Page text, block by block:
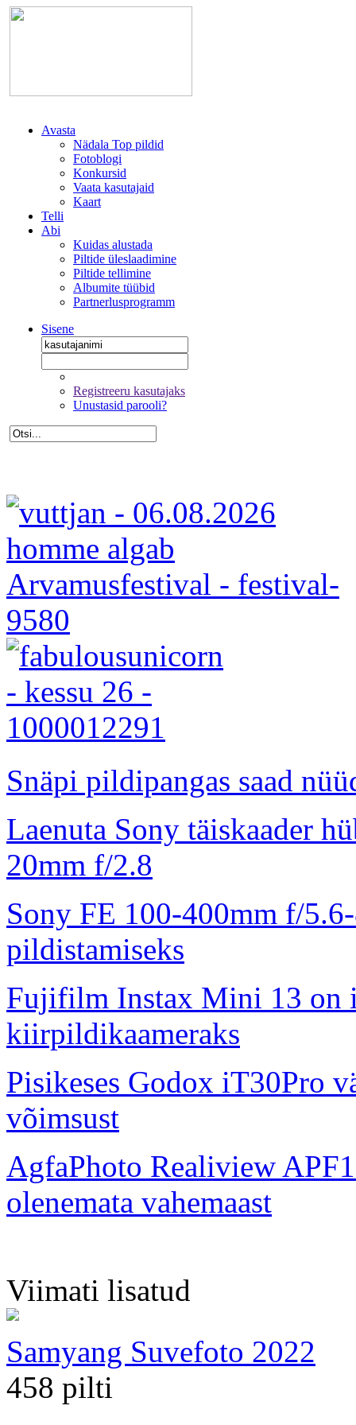
Avasta
Nädala Top pildid
Fotoblogi
Konkursid
Vaata kasutajaid
Kaart
Telli
Abi
Kuidas alustada
Piltide üleslaadimine
Piltide tellimine
Albumite tüübid
Partnerlusprogramm
Sisene
Registreeru kasutajaks
Unustasid parooli?
Snäpi pildipangas saad
Laenuta Sony täiskaader
20mm f/2.8
Sony FE 100-400mm f/
pildistamiseks
Fujifilm Instax Mini 13 on
kiirpildikaameraks
Pisikeses Godox iT30Pro
võimsust
AgfaPhoto Realiview
olenemata vahemaast
Viimati lisatud
Samyang Suvefoto 2022
458 pilti